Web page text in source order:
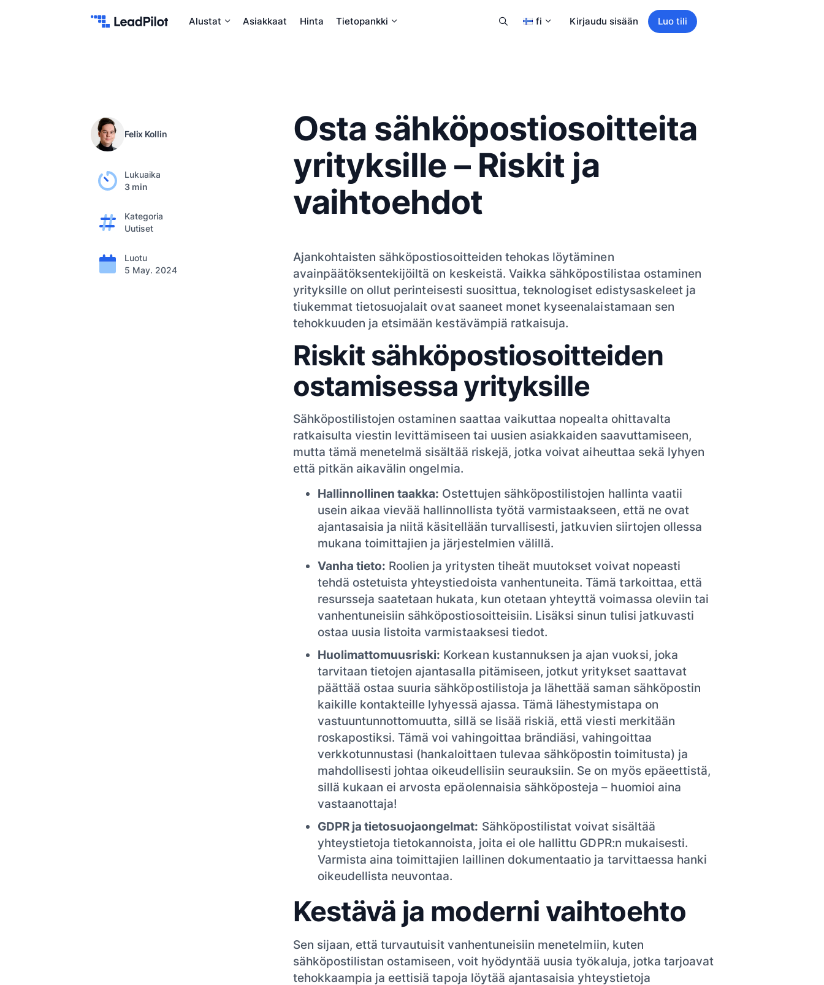
Alustat
Asiakkaat Hinta Tietopankki fi Kirjaudu sisään Luo tili
Felix Kollin
Lukuaika
3 min
Kategoria
Uutiset
Luotu
5 May. 2024
Osta sähköpostiosoitteita
yrityksille – Riskit ja
vaihtoehdot
Ajankohtaisten sähköpostiosoitteiden tehokas löytäminen
avainpäätöksentekijöiltä on keskeistä. Vaikka sähköpostilistaa ostaminen
yrityksille on ollut perinteisesti suosittua, teknologiset edistysaskeleet ja
tiukemmat tietosuojalait ovat saaneet monet kyseenalaistamaan sen
tehokkuuden ja etsimään kestävämpiä ratkaisuja.
Riskit sähköpostiosoitteiden
ostamisessa yrityksille
Sähköpostilistojen ostaminen saattaa vaikuttaa nopealta ohittavalta
ratkaisulta viestin levittämiseen tai uusien asiakkaiden saavuttamiseen,
mutta tämä menetelmä sisältää riskejä, jotka voivat aiheuttaa sekä lyhyen
että pitkän aikavälin ongelmia.
Hallinnollinen taakka: Ostettujen sähköpostilistojen hallinta vaatii
usein aikaa vievää hallinnollista työtä varmistaakseen, että ne ovat
ajantasaisia ja niitä käsitellään turvallisesti, jatkuvien siirtojen ollessa
mukana toimittajien ja järjestelmien välillä.
Vanha tieto: Roolien ja yritysten tiheät muutokset voivat nopeasti
tehdä ostetuista yhteystiedoista vanhentuneita. Tämä tarkoittaa, että
resursseja saatetaan hukata, kun otetaan yhteyttä voimassa oleviin tai
vanhentuneisiin sähköpostiosoitteisiin. Lisäksi sinun tulisi jatkuvasti
ostaa uusia listoita varmistaaksesi tiedot.
Huolimattomuusriski: Korkean kustannuksen ja ajan vuoksi, joka
tarvitaan tietojen ajantasalla pitämiseen, jotkut yritykset saattavat
päättää ostaa suuria sähköpostilistoja ja lähettää saman sähköpostin
kaikille kontakteille lyhyessä ajassa. Tämä lähestymistapa on
vastuuntunnottomuutta, sillä se lisää riskiä, että viesti merkitään
roskapostiksi. Tämä voi vahingoittaa brändiäsi, vahingoittaa
verkkotunnustasi (hankaloittaen tulevaa sähköpostin toimitusta) ja
mahdollisesti johtaa oikeudellisiin seurauksiin. Se on myös epäeettistä,
sillä kukaan ei arvosta epäolennaisia sähköposteja – huomioi aina
vastaanottaja!
GDPR ja tietosuojaongelmat: Sähköpostilistat voivat sisältää
yhteystietoja tietokannoista, joita ei ole hallittu GDPR:n mukaisesti.
Varmista aina toimittajien laillinen dokumentaatio ja tarvittaessa hanki
oikeudellista neuvontaa.
Kestävä ja moderni vaihtoehto
Sen sijaan, että turvautuisit vanhentuneisiin menetelmiin, kuten
sähköpostilistan ostamiseen, voit hyödyntää uusia työkaluja, jotka tarjoavat
tehokkaampia ja eettisiä tapoja löytää ajantasaisia yhteystietoja